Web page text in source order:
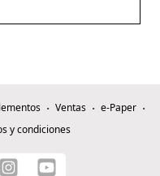
Ventas
e-Paper
y condiciones